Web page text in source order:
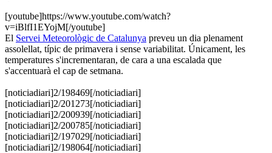
[youtube]https://www.youtube.com/watch?
v=iBlfI1EYojM[/youtube]
El Servei Meteorològic de Catalunya preveu un dia plenament
assolellat, típic de primavera i sense variabilitat. Únicament, les
temperatures s'incrementaran, de cara a una escalada que
s'accentuarà el cap de setmana.
[noticiadiari]2/198469[/noticiadiari]
​[noticiadiari]2/201273[/noticiadiari]
​[noticiadiari]2/200939[/noticiadiari]
[noticiadiari]2/200785[/noticiadiari]
[noticiadiari]2/197029[/noticiadiari]
[noticiadiari]2/198064[/noticiadiari]